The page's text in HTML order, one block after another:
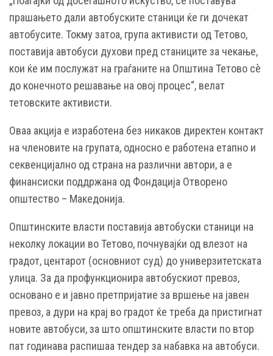
прашањето дали автобуските станици ќе ги дочекат
автобусите. Токму затоа, група активисти од Тетово,
поставија автобуси духови пред станиците за чекање,
кои ќе им послужат на граѓаните на Општина Тетово сè
до конечното решавање на овој процес“, велат
тетовските активисти.
Оваа акција е изработена без никаков директен контакт
на членовите на групата, односно е работена етапнo и
секвенцијално од страна на различни автори, а е
финансиски поддржана од Фондација Отворено
општество – Македонија.
Општинските власти поставија автобуски станици на
неколку локации во Тетово, почнувајќи од влезот на
градот, центарот (основниот суд) до универзитетската
улица. За да профункционира автобускиот превоз,
основано е и јавно претпријатие за вршење на јавен
превоз, а дури на крај во градот ќе треба да пристигнат
новите автобуси, за што општинските власти по втор
пат годинава распишаа тендер за набавка на автобуси.